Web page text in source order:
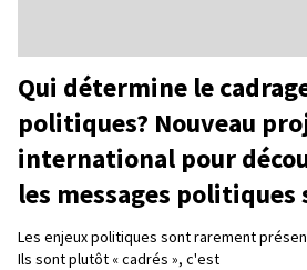
Qui détermine le
politiques? Nouveau
international pour
les messages politiques
Les enjeux politiques sont rarement
Ils sont plutôt « cadrés », c'est